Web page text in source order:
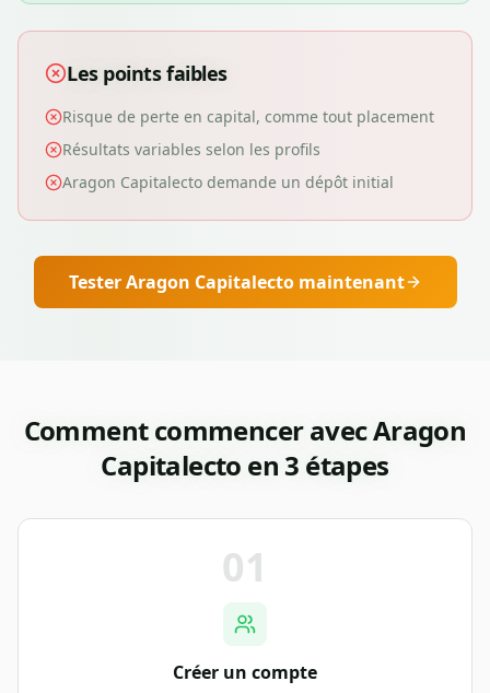
Les points faibles
Risque de perte en capital, comme tout placement
Résultats variables selon les profils
Aragon Capitalecto demande un dépôt initial
TesterAragon Capitalectomaintenant
Comment commencer avecAragon
Capitalecto en 3 étapes
01
Créer un compte